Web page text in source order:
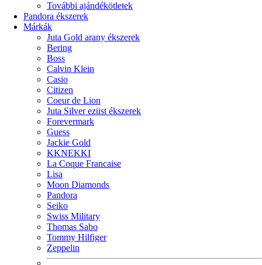
További ajándékötletek
Pandora ékszerek
Márkák
Juta Gold arany ékszerek
Bering
Boss
Calvin Klein
Casio
Citizen
Coeur de Lion
Juta Silver ezüst ékszerek
Forevermark
Guess
Jackie Gold
KKNEKKI
La Coque Francaise
Lisa
Moon Diamonds
Pandora
Seiko
Swiss Military
Thomas Sabo
Tommy Hilfiger
Zeppelin